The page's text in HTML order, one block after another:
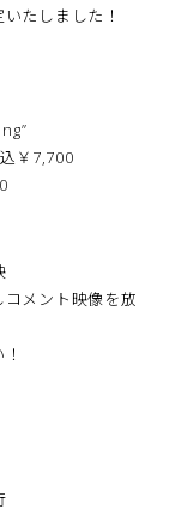
たしました！
￥7,700
メント映像を放